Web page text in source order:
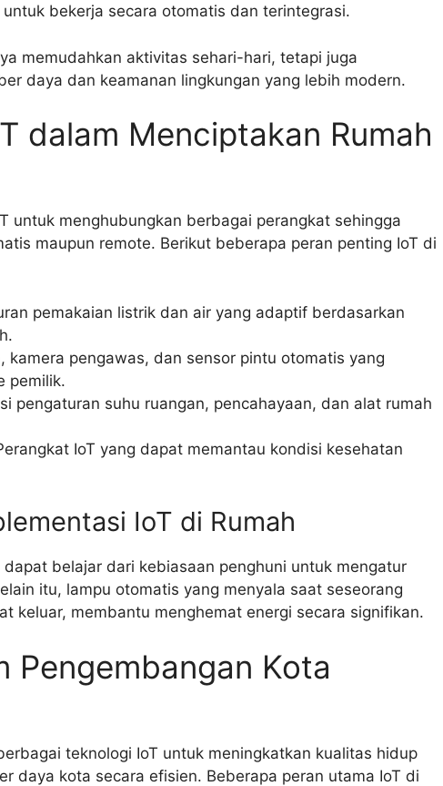
bekerja secara otomatis dan terintegrasi.
memudahkan aktivitas sehari-hari, tetapi juga
daya dan keamanan lingkungan yang lebih modern.
dalam Menciptakan Rumah
untuk menghubungkan berbagai perangkat sehingga
maupun remote. Berikut beberapa peran penting IoT di
pemakaian listrik dan air yang adaptif berdasarkan
kamera pengawas, dan sensor pintu otomatis yang
pemilik.
pengaturan suhu ruangan, pencahayaan, dan alat rumah
IoT yang dapat memantau kondisi kesehatan
IoT di Rumah
belajar dari kebiasaan penghuni untuk mengatur
itu, lampu otomatis yang menyala saat seseorang
keluar, membantu menghemat energi secara signifikan.
Pengembangan Kota
teknologi IoT untuk meningkatkan kualitas hidup
daya kota secara efisien. Beberapa peran utama IoT di